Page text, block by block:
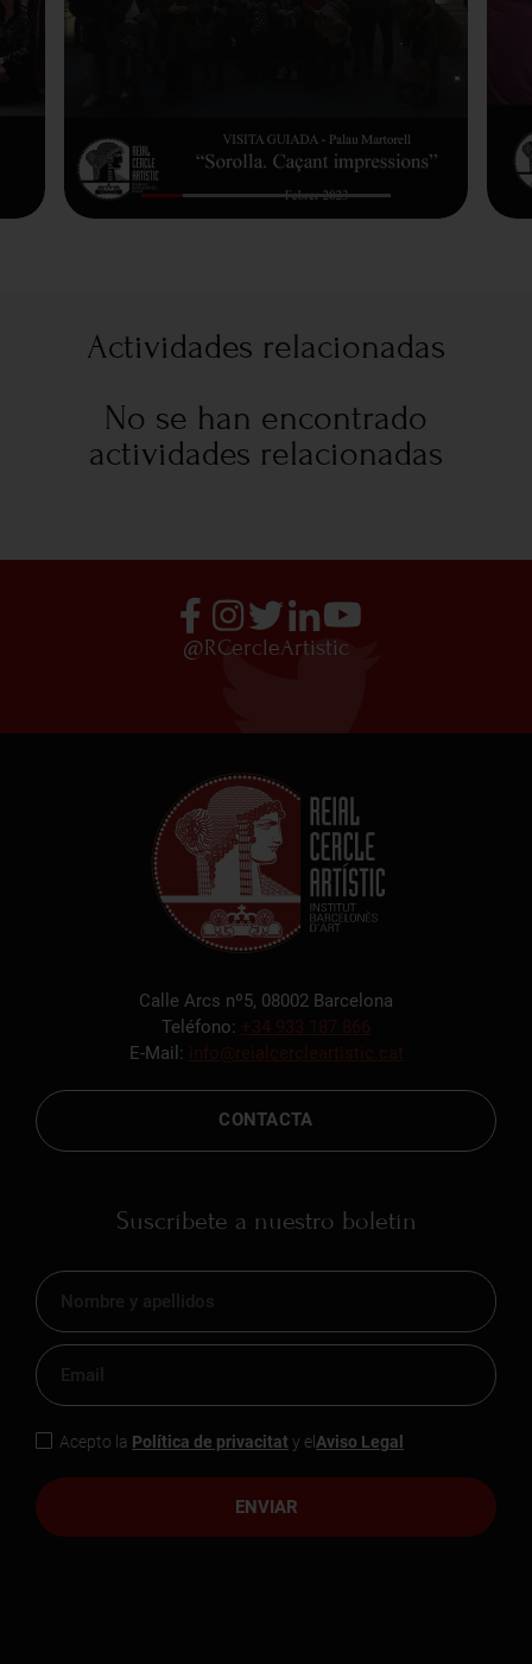
Actividades relacionadas
No se han encontrado
actividades relacionadas
@RCercleArtistic
Calle Arcs nº5, 08002 Barcelona
Teléfono: +34 933 187 866
E-Mail: info@reialcercleartistic.cat
CONTACTA
Suscríbete a nuestro boletín
ENVIAR
Acepto la Política de privacitat y el Aviso Legal